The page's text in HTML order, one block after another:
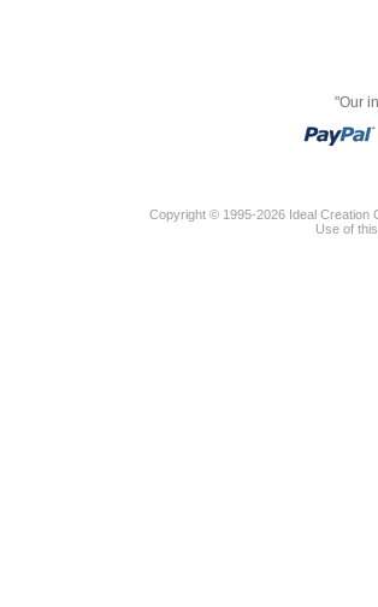
"Our
Copyright © 1995-2026 Ideal Creation
Use of